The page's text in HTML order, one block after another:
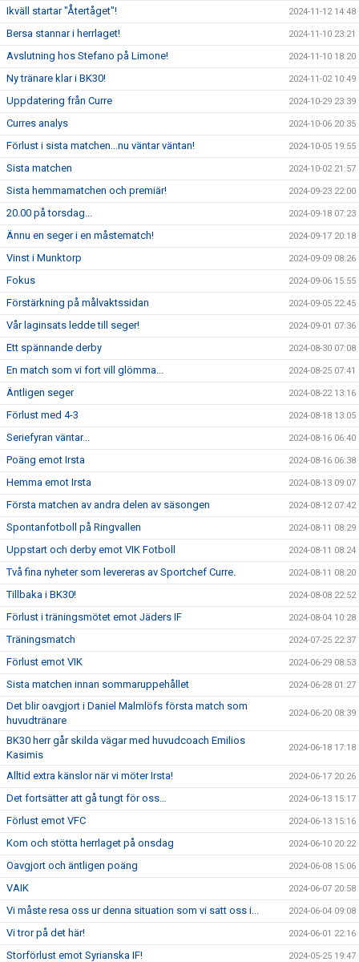
Ikväll startar "Återtåget"! 2024-11-12 14:48
Bersa stannar i herrlaget! 2024-11-10 23:21
Avslutning hos Stefano på Limone! 2024-11-10 18:20
Ny tränare klar i BK30! 2024-11-02 10:49
Uppdatering från Curre 2024-10-29 23:39
Curres analys 2024-10-06 20:35
Förlust i sista matchen...nu väntar väntan! 2024-10-05 19:55
Sista matchen 2024-10-02 21:57
Sista hemmamatchen och premiär! 2024-09-23 22:00
20.00 på torsdag... 2024-09-18 07:23
Ännu en seger i en måstematch! 2024-09-17 20:18
Vinst i Munktorp 2024-09-09 08:26
Fokus 2024-09-06 15:55
Förstärkning på målvaktssidan 2024-09-05 22:45
Vår laginsats ledde till seger! 2024-09-01 07:36
Ett spännande derby 2024-08-30 07:08
En match som vi fort vill glömma... 2024-08-25 07:41
Äntligen seger 2024-08-22 13:16
Förlust med 4-3 2024-08-18 13:05
Seriefyran väntar... 2024-08-16 06:40
Poäng emot Irsta 2024-08-16 06:38
Hemma emot Irsta 2024-08-13 09:07
Första matchen av andra delen av säsongen 2024-08-12 07:42
Spontanfotboll på Ringvallen 2024-08-11 08:29
Uppstart och derby emot VIK Fotboll 2024-08-11 08:24
Två fina nyheter som levereras av Sportchef Curre. 2024-08-11 08:20
Tillbaka i BK30! 2024-08-08 22:52
Förlust i träningsmötet emot Jäders IF 2024-08-04 10:28
Träningsmatch 2024-07-25 22:37
Förlust emot VIK 2024-06-29 08:53
Sista matchen innan sommaruppehållet 2024-06-28 01:27
Det blir oavgjort i Daniel Malmlöfs första match som
huvudtränare
2024-06-20 08:39
BK30 herr går skilda vägar med huvudcoach Emilios
Kasimis
2024-06-18 17:18
Alltid extra känslor när vi möter Irsta! 2024-06-17 20:26
Det fortsätter att gå tungt för oss… 2024-06-13 15:17
Förlust emot VFC 2024-06-13 15:16
Kom och stötta herrlaget på onsdag 2024-06-10 20:22
Oavgjort och äntligen poäng 2024-06-08 15:06
VAIK 2024-06-07 20:58
Vi måste resa oss ur denna situation som vi satt oss i... 2024-06-04 09:08
Vi tror på det här! 2024-06-01 22:16
Storförlust emot Syrianska IF! 2024-05-25 19:47